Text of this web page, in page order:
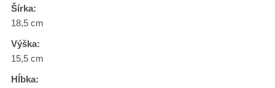
Šírka:
18,5 cm
Výška:
15,5 cm
Hĺbka: